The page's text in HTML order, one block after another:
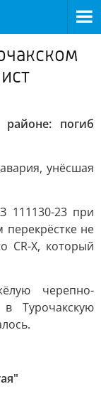
погиб
унёсшая
111130-23 при
не
CR-X, который
черепно-
Турочакскую